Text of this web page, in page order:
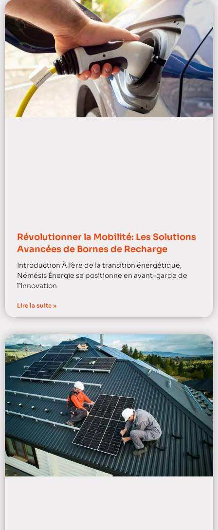
Révolutionner la Mobilité: Les Solutions
Avancées de Bornes de Recharge
Introduction À l’ère de la transition énergétique,
Némésis Énergie se positionne en avant-garde de
l’innovation
Lire la suite »